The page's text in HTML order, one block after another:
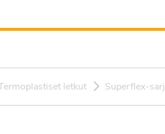
letkut Superflex-